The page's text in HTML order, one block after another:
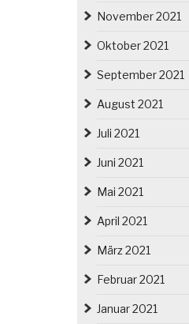
November 2021
Oktober 2021
September 2021
August 2021
Juli 2021
Juni 2021
Mai 2021
April 2021
März 2021
Februar 2021
Januar 2021